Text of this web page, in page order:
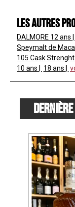
Les autres
DALMORE 12 ans
Speymalt de
105 Cask Strenght
10 ans
18 ans